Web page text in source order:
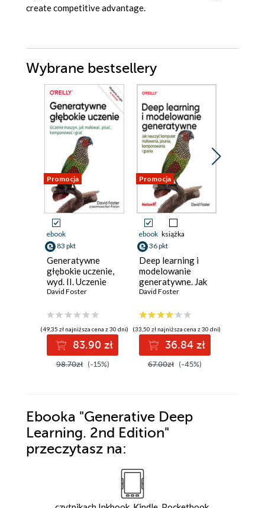
create competitive advantage.
Wybrane bestsellery
Promocja
ebook
83 pkt
Generatywne
głębokie uczenie,
wyd. II. Uczenie
maszyn, jak
komponować i
grać
David Foster
(49,35 zł najniższa cena z 30 dni)
83.90 zł
98.70zł (-15%)
Promocja
ebook książka
36 pkt
Deep learning i
modelowanie
generatywne. Jak
nauczyć komputer
pisania,
komponowania i
grania
David Foster
(33,50 zł najniższa cena z 30 dni)
36.84 zł
67.00zł (-45%)
Ebooka "Generative Deep
Learning. 2nd Edition"
przeczytasz na: